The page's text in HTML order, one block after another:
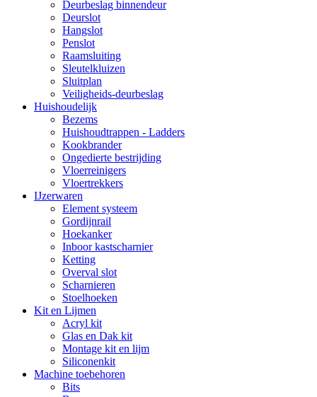
Deurbeslag binnendeur
Deurslot
Hangslot
Penslot
Raamsluiting
Sleutelkluizen
Sluitplan
Veiligheids-deurbeslag
Huishoudelijk
Bezems
Huishoudtrappen - Ladders
Kookbrander
Ongedierte bestrijding
Vloerreinigers
Vloertrekkers
IJzerwaren
Element systeem
Gordijnrail
Hoekanker
Inboor kastscharnier
Ketting
Overval slot
Scharnieren
Stoelhoeken
Kit en Lijmen
Acryl kit
Glas en Dak kit
Montage kit en lijm
Siliconenkit
Machine toebehoren
Bits